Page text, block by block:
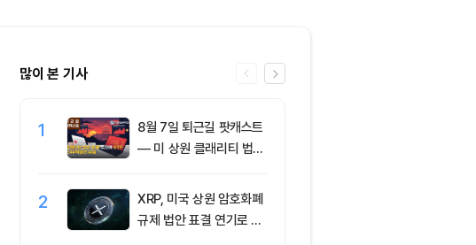
많이 본 기사
1
8월 7일 퇴근길 팟캐스트
— 미 상원 클래리티 법안
F 3일 연속 유입
2
XRP, 미국 상원 암호화폐
규제 법안 표결 연기로 급